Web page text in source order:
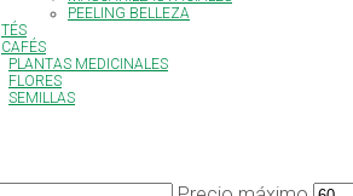
PEELING BELLEZA
TÉS
CAFÉS
PLANTAS MEDICINALES
FLORES
SEMILLAS